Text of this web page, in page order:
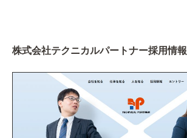
株式会社テクニカルパートナー採用情報